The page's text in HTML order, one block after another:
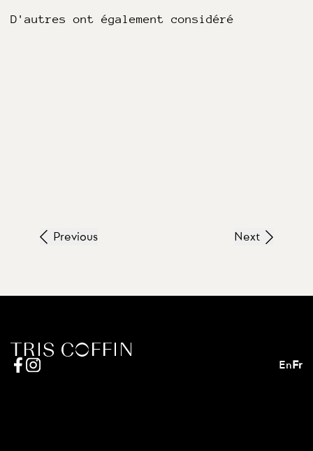
D'autres ont également considéré
Previous Next
En Fr